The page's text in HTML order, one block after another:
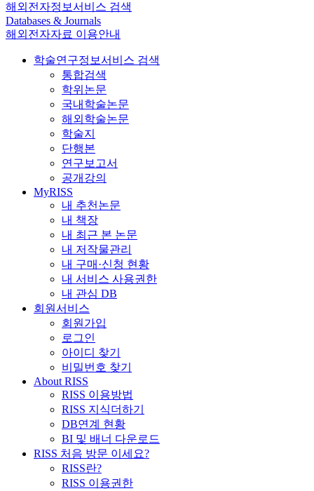
해외전자정보서비스 검색
Databases & Journals
해외전자자료 이용안내
학술연구정보서비스 검색
통합검색
학위논문
국내학술논문
해외학술논문
학술지
단행본
연구보고서
공개강의
MyRISS
내 추천논문
내 책장
내 최근 본 논문
내 저작물관리
내 구매·신청 현황
내 서비스 사용권한
내 관심 DB
회원서비스
회원가입
로그인
아이디 찾기
비밀번호 찾기
About RISS
RISS 이용방법
RISS 지식더하기
DB연계 현황
BI 및 배너 다운로드
RISS 처음 방문 이세요?
RISS란?
RISS 이용권한